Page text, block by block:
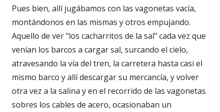
Pues bien, allí jugábamos con las vagonetas vacía,
montándonos en las mismas y otros empujando.
Aquello de ver "los cacharritos de la sal" cada vez que
venían los barcos a cargar sal, surcando el cielo,
atravesando la vía del tren, la carretera hasta casi el
mismo barco y allí descargar su mercancía, y volver
otra vez a la salina y en el recorrido de las vagonetas
sobres los cables de acero, ocasionaban un